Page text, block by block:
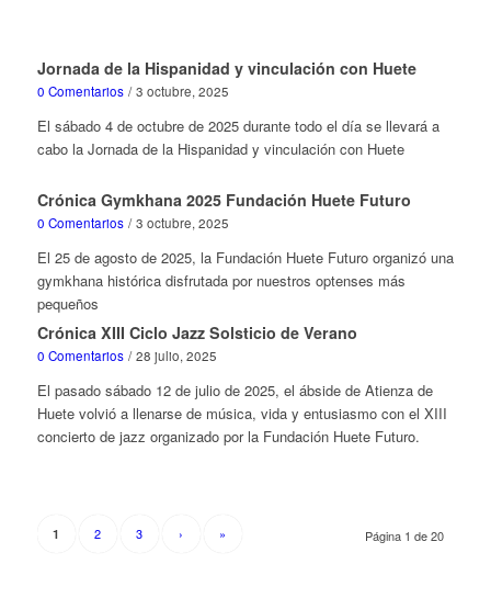
Jornada de la Hispanidad y vinculación con Huete
0 Comentarios / 3 octubre, 2025
El sábado 4 de octubre de 2025 durante todo el día se llevará a
cabo la Jornada de la Hispanidad y vinculación con Huete
Crónica Gymkhana 2025 Fundación Huete Futuro
0 Comentarios / 3 octubre, 2025
El 25 de agosto de 2025, la Fundación Huete Futuro organizó una
gymkhana histórica disfrutada por nuestros optenses más
pequeños
Crónica XIII Ciclo Jazz Solsticio de Verano
0 Comentarios / 28 julio, 2025
El pasado sábado 12 de julio de 2025, el ábside de Atienza de
Huete volvió a llenarse de música, vida y entusiasmo con el XIII
concierto de jazz organizado por la Fundación Huete Futuro.
Página 1 de 20
1 2 3 › »